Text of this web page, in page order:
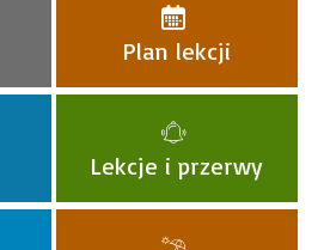
Plan lekcji
Lekcje i przerwy